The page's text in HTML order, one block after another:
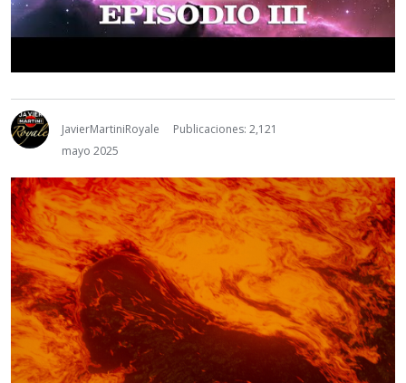
JavierMartiniRoyale
Publicaciones: 2,121
mayo 2025